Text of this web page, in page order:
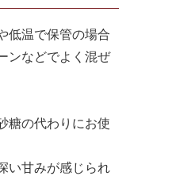
低温で保管の場合
ンなどでよく混ぜ
糖の代わりにお使
い甘みが感じられ